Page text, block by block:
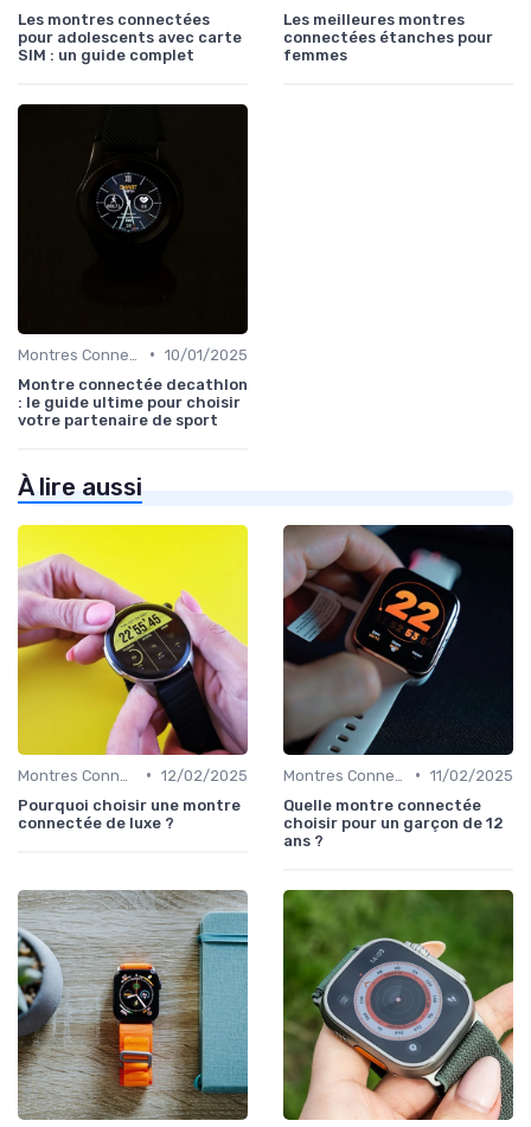
Les montres connectées
pour adolescents avec carte
SIM : un guide complet
Les meilleures montres
connectées étanches pour
femmes
• 10/01/2025
Montre connectée decathlon
: le guide ultime pour choisir
votre partenaire de sport
À lire aussi
• 12/02/2025
Pourquoi choisir une montre
connectée de luxe ?
• 11/02/2025
Quelle montre connectée
choisir pour un garçon de 12
ans ?